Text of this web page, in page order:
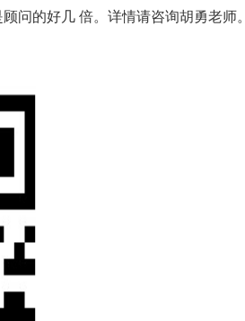
问的好几 倍。详情请咨询胡勇老师。